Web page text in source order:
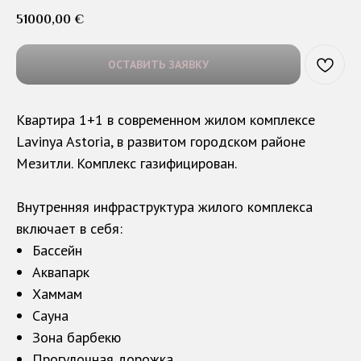
51000,00 €
ОСТАВИТЬ ЗАЯВКУ
Квартира 1+1 в современном жилом комплексе
Lavinya Astoria, в развитом городском районе
Мезитли. Комплекс газифицирован.
Внутренняя инфраструктура жилого комплекса
включает в себя:
Бассейн
Аквапарк
Хаммам
Сауна
Зона барбекю